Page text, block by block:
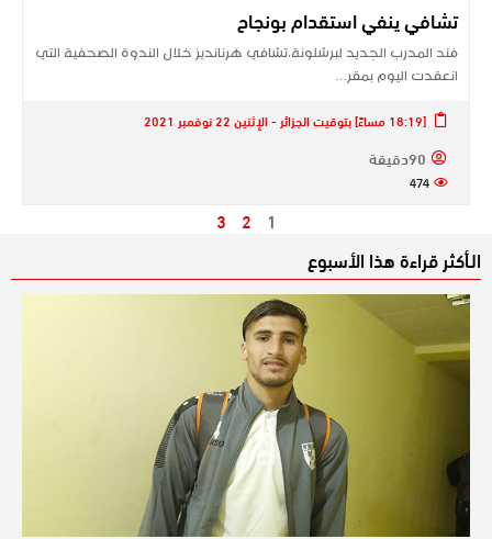
تشافي ينفي استقدام بونجاح
فند المدرب الجديد لبرشلونة،تشافي هرنانديز خلال الندوة الصحفية التي
انعقدت اليوم بمقر…
[18:19 مساءً] بتوقيت الجزائر - الإثنين 22 نوفمبر 2021
90دقيقة
474
1
2
3
الـأكثر قراءة هذا الأسبوع